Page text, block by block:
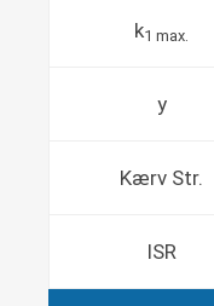
k1 max.
y
Kærv Str.
ISR